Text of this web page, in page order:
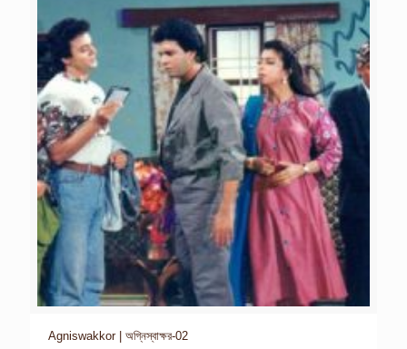
Agniswakkor | অগ্নিস্বাক্ষর-02